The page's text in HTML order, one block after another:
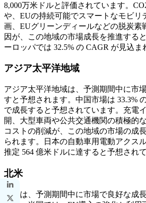
8,000万米ドルと評価されています。
や、EUの持続可能でスマートなモビリ
画、EUグリーンディールなどの脱炭素
因が、この地域の市場成長を推進する
ーロッパでは 32.5% の CAGR が見込ま
アジア太平洋地域
アジア太平洋地域は、予測期間中に市
すと予想されます。中国市場は 33.3%
で成長すると予想されています。充電
開、大型車両や公共交通機関の積極的
コストの削減が、この地域の市場の成
られます。日本の自動車用電動アクス
推定 564 億米ドルに達すると予想されて
北米
北米は、予測期間中に市場で良好な成